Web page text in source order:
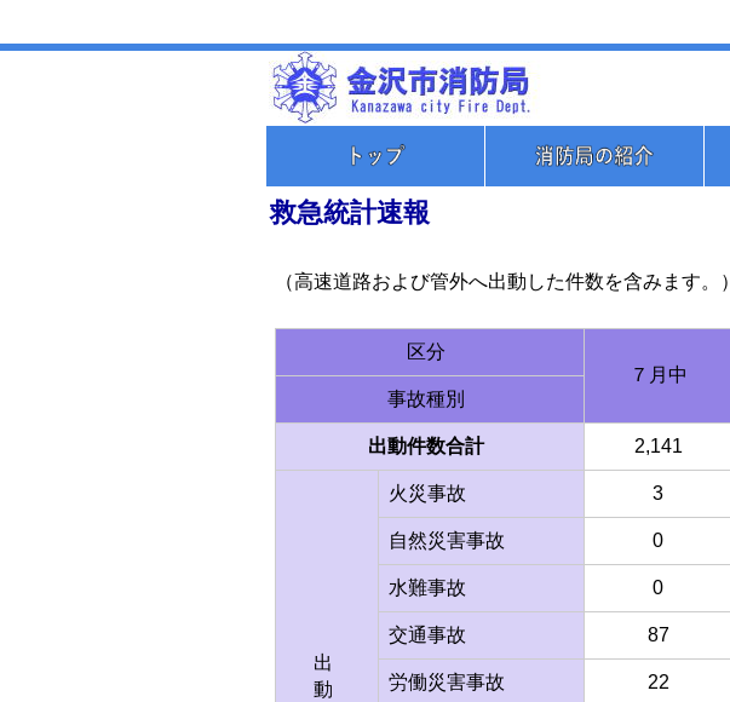
救急統計速報
（高速道路および管外へ出動した件数を含みます。）
区分
７月中
事故種別
出動件数合計 2,141
出
動
火災事故 3
自然災害事故 0
水難事故 0
交通事故 87
労働災害事故 22